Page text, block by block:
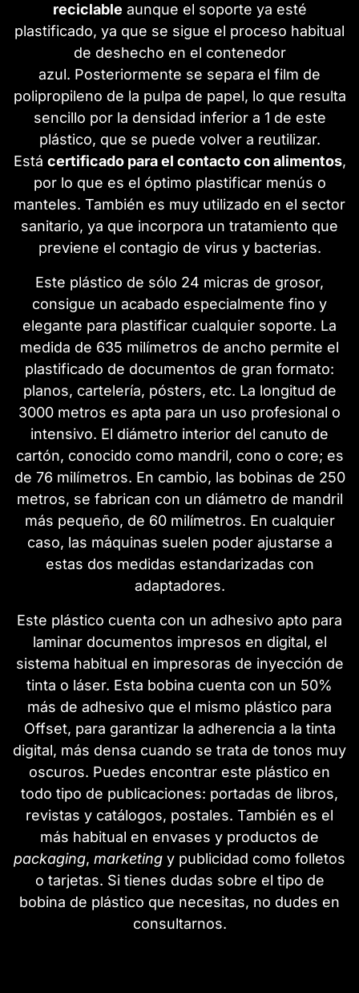
reciclable aunque el soporte ya esté
plastificado, ya que se sigue el proceso habitual
de deshecho en el contenedor
azul. Posteriormente se separa el film de
polipropileno de la pulpa de papel, lo que resulta
sencillo por la densidad inferior a 1 de este
plástico, que se puede volver a reutilizar.
Está certificado para el contacto con alimentos,
por lo que es el óptimo plastificar menús o
manteles. También es muy utilizado en el sector
sanitario, ya que incorpora un tratamiento que
previene el contagio de virus y bacterias.
Este plástico de sólo 24 micras de grosor,
consigue un acabado especialmente fino y
elegante para plastificar cualquier soporte. La
medida de 635 milímetros de ancho permite el
plastificado de documentos de gran formato:
planos, cartelería, pósters, etc. La longitud de
3000 metros es apta para un uso profesional o
intensivo. El diámetro interior del canuto de
cartón, conocido como mandril, cono o core; es
de 76 milímetros. En cambio, las bobinas de 250
metros, se fabrican con un diámetro de mandril
más pequeño, de 60 milímetros. En cualquier
caso, las máquinas suelen poder ajustarse a
estas dos medidas estandarizadas con
adaptadores.
Este plástico cuenta con un adhesivo apto para
laminar documentos impresos en digital, el
sistema habitual en impresoras de inyección de
tinta o láser. Esta bobina cuenta con un 50%
más de adhesivo que el mismo plástico para
Offset, para garantizar la adherencia a la tinta
digital, más densa cuando se trata de tonos muy
oscuros. Puedes encontrar este plástico en
todo tipo de publicaciones: portadas de libros,
revistas y catálogos, postales. También es el
más habitual en envases y productos de
packaging, marketing y publicidad como folletos
o tarjetas. Si tienes dudas sobre el tipo de
bobina de plástico que necesitas, no dudes en
consultarnos.